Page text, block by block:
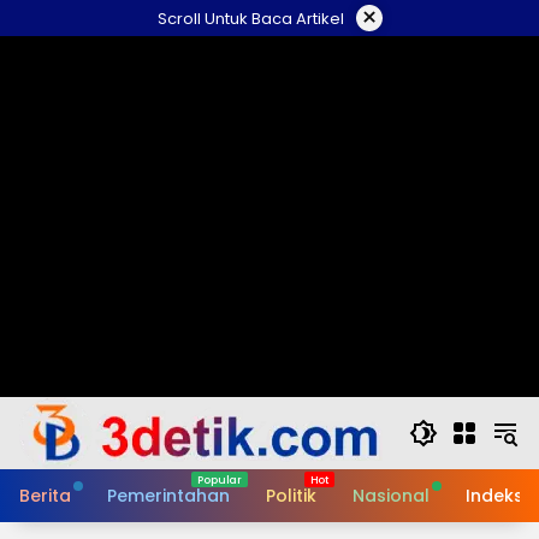
to
Scroll Untuk Baca Artikel ×
Berita Pemerintahan Politik Nasional Indeks